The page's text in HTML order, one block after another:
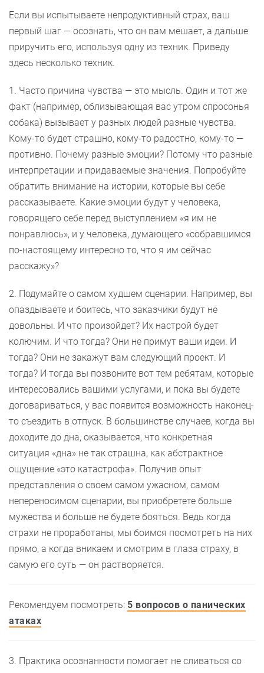
Если вы испытываете непродуктивный страх, ваш
первый шаг — осознать, что он вам мешает, а дальше
приручить его, используя одну из техник. Приведу
здесь несколько техник.
1. Часто причина чувства — это мысль. Один и тот же
факт (например, облизывающая вас утром спросонья
собака) вызывает у разных людей разные чувства.
Кому-то будет страшно, кому-то радостно, кому-то —
противно. Почему разные эмоции? Потому что разные
интерпретации и придаваемые значения. Попробуйте
обратить внимание на истории, которые вы себе
рассказываете. Какие эмоции будут у человека,
говорящего себе перед выступлением «я им не
понравлюсь», и у человека, думающего «собравшимся
по-настоящему интересно то, что я им сейчас
расскажу»?
2. Подумайте о самом худшем сценарии. Например, вы
опаздываете и боитесь, что заказчики будут не
довольны. И что произойдет? Их настрой будет
колючим. И что тогда? Они не примут ваши идеи. И
тогда? Они не закажут вам следующий проект. И
тогда? И тогда вы позвоните вот тем ребятам, которые
интересовались вашими услугами, и пока вы будете
договариваться, у вас появится возможность наконец-
то съездить в отпуск. В большинстве случаев, когда вы
доходите до дна, оказывается, что конкретная
ситуация «дна» не так страшна, как абстрактное
ощущение «это катастрофа». Получив опыт
представления о своем самом ужасном, самом
непереносимом сценарии, вы приобретете больше
мужества и больше не будете бояться. Ведь когда
страхи не проработаны, мы боимся посмотреть на них
прямо, а когда вникаем и смотрим в глаза страху, в
самую его суть — он растворяется.
Рекомендуем посмотреть: 5 вопросов о панических
атаках
3. Практика осознанности помогает не сливаться со